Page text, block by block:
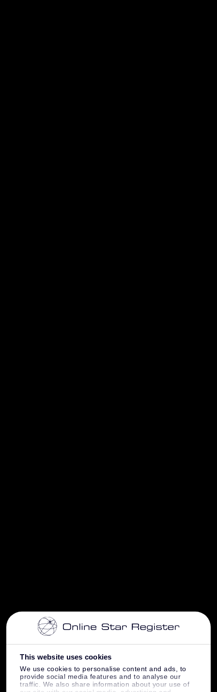
This website uses cookies
We use cookies to personalise content and ads, to
provide social media features and to analyse our
traffic. We also share information about your use of